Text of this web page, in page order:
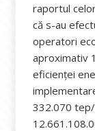
raportul
că s-au
operatori
aproximativ
eficienţei
332.070